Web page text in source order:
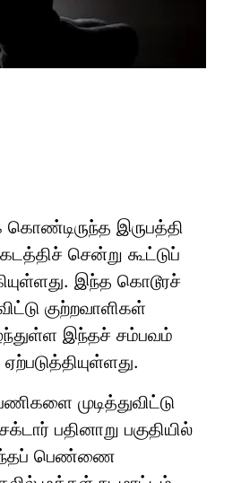
கொண்டிருந்த இருபத்தி
சென்று கூட்டுப்
இந்த கொடூரச்
குற்றவாளிகள்
இந்தச் சம்பவம்
முடித்துவிட்டு
பதினாறு பகுதியில்
பெண்ணை